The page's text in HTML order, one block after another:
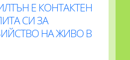
Е КОНТАКТЕН
СИ ЗА
НА ЖИВО В